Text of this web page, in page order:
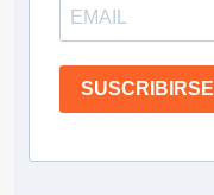
SUSCRIBIRSE